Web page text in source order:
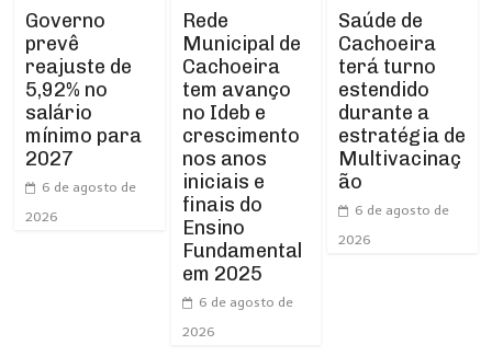
Governo
prevê
reajuste de
5,92% no
salário
mínimo para
2027
6 de agosto de
2026
Rede
Municipal de
Cachoeira
tem avanço
no Ideb e
crescimento
nos anos
iniciais e
finais do
Ensino
Fundamental
em 2025
6 de agosto de
2026
Saúde de
Cachoeira
terá turno
estendido
durante a
estratégia de
Multivacinaç
ão
6 de agosto de
2026